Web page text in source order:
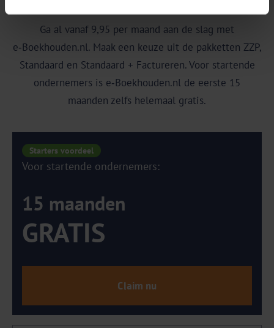
Ga al vanaf 9,95 per maand aan de slag met
e‑Boekhouden.nl. Maak een keuze uit de pakketten ZZP,
Standaard en Standaard + Factureren. Voor startende
ondernemers is e‑Boekhouden.nl de eerste 15
maanden zelfs helemaal gratis.
Starters voordeel
Voor startende ondernemers:
15 maanden
GRATIS
Claim nu